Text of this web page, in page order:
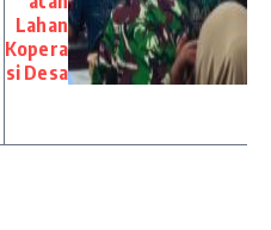
Lahan
Kopera
si Desa